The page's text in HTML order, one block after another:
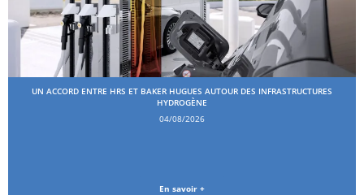
UN ACCORD ENTRE HRS ET BAKER HUGUES AUTOUR DES INFRASTRUCTURES
HYDROGÈNE
04/08/2026
En savoir +